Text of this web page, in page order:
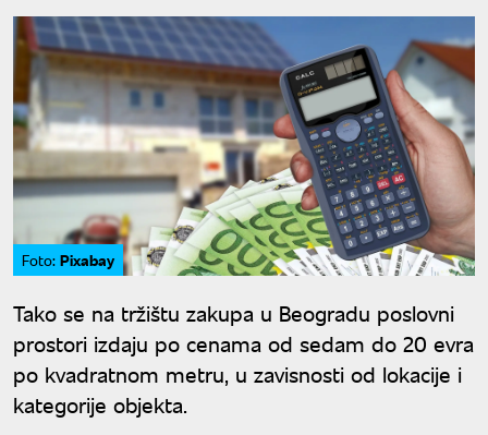
Foto: Pixabay
Tako se na tržištu zakupa u Beogradu poslovni
prostori izdaju po cenama od sedam do 20 evra
po kvadratnom metru, u zavisnosti od lokacije i
kategorije objekta.